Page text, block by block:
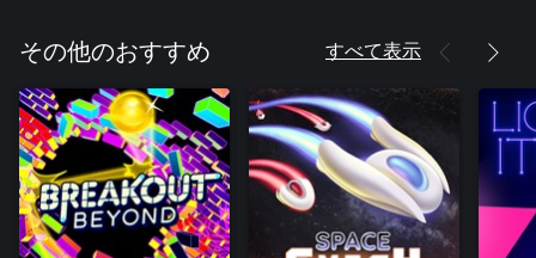
その他のおすすめ すべて表示